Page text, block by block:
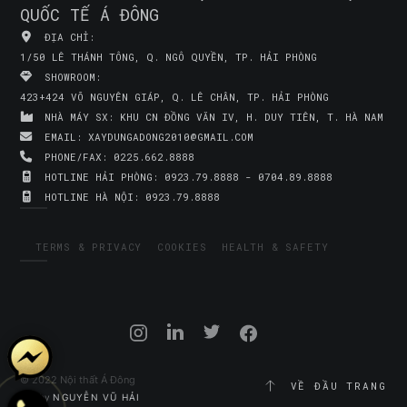
QUỐC TẾ Á ĐÔNG
ĐỊA CHỈ:
1/50 LÊ THÁNH TÔNG, Q. NGÔ QUYỀN, TP. HẢI PHÒNG
SHOWROOM:
423+424 VÕ NGUYÊN GIÁP, Q. LÊ CHÂN, TP. HẢI PHÒNG
NHÀ MÁY SX: KHU CN ĐỒNG VĂN IV, H. DUY TIÊN, T. HÀ NAM
EMAIL: XAYDUNGADONG2010@GMAIL.COM
PHONE/FAX: 0225.662.8888
HOTLINE HẢI PHÒNG: 0923.79.8888 - 0704.89.8888
HOTLINE HÀ NỘI: 0923.79.8888
TERMS & PRIVACY COOKIES HEALTH & SAFETY
© 2022 Nội thất Á Đông
Site by NGUYỄN VŨ HẢI
VỀ ĐẦU TRANG